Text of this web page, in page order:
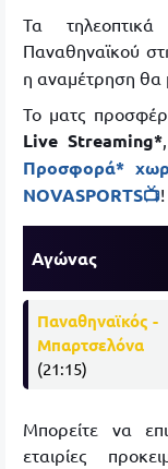
Τα
Παναθηναϊκού
η αναμέτρηση θα
Το ματς
Live Streaming*
Προσφορά*
NOVASPORTS📺!
Αγώνας
Παναθηναϊκός -
Μπαρτσελόνα
(21:15)
Μπορείτε να
εταιρίες